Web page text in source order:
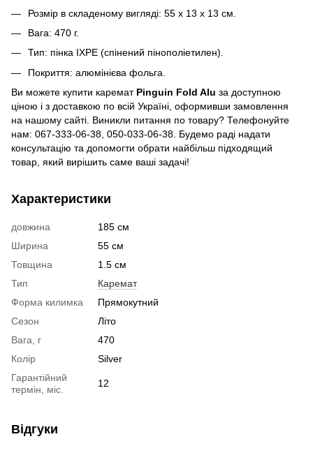
Розмір в складеному вигляді: 55 x 13 x 13 см.
Вага: 470 г.
Тип: пінка IXPE (спінений пінополіетилен).
Покриття: алюмінієва фольга.
Ви можете купити каремат Pinguin Fold Alu за доступною
ціною і з доставкою по всій Україні, оформивши замовлення
на нашому сайті. Виникли питання по товару? Телефонуйте
нам: 067-333-06-38, 050-033-06-38. Будемо раді надати
консультацію та допомогти обрати найбільш підходящий
товар, який вирішить саме ваші задачі!
Характеристики
довжина
185 см
Ширина
55 см
Товщина
1.5 см
Тип
Каремат
Форма килимка
Прямокутний
Сезон
Літо
Вага, г
470
Колір
Silver
Гарантійний
термін, міс.
12
Відгуки